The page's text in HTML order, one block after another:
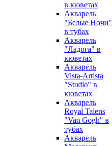
в кюветах
Акварель
"Белые Ночи"
в тубах
Акварель
"Ладога" в
кюветах
Акварель
Vista-Artista
"Studio" в
кюветах
Акварель
Royal Talens
"Van Gogh" в
тубах
Акварель